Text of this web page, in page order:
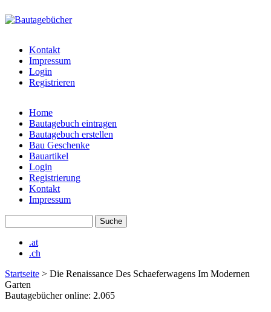
bautagebuch-
liste.de
Kontakt
Impressum
Login
Registrieren
Hauptmenü
Home
Bautagebuch eintragen
Bautagebuch erstellen
Bau Geschenke
Bauartikel
Login
Registrierung
Kontakt
Impressum
.at
.ch
Startseite > Die Renaissance Des Schaeferwagens Im Modernen
Garten
Bautagebücher online: 2.065